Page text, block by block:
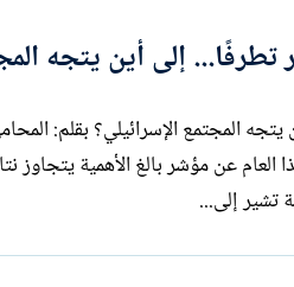
إلى أين يتجه
العام عن مؤشر بالغ الأهمية يتجاوز
تشير إلى...